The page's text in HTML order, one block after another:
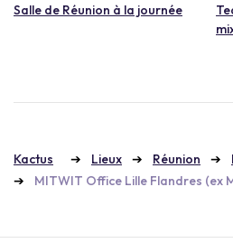
Salle de Réunion à la journée
Kactus Lieux Réunion
MITWIT Office Lille Flandres (ex